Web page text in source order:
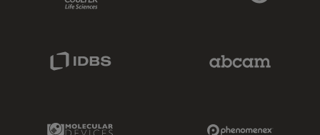
Molecular Devices Link